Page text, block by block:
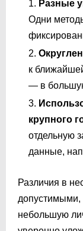
Разные
Одни
к
— в
крупного
отдельную
данные,
Различия в
допустимыми,
небольшую